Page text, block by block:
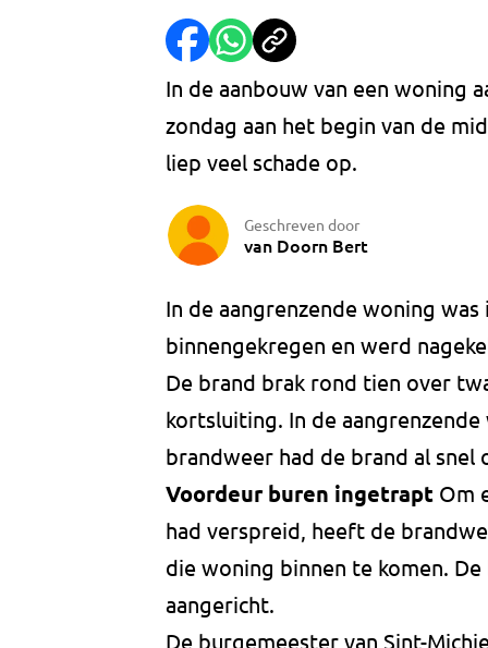
In de aanbouw van een woning
zondag aan het begin van de
liep veel schade op.
Geschreven door
van Doorn Bert
In de aangrenzende woning
binnengekregen en werd
De brand brak rond tien over
kortsluiting. In de
brandweer had de brand al snel
Voordeur buren ingetrapt Om
had verspreid, heeft de
die woning binnen te komen.
aangericht.
De burgemeester van Sint-